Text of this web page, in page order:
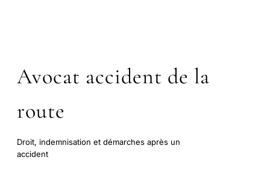
Avocat accident de la
route
Droit, indemnisation et démarches après un
accident